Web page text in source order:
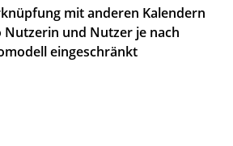
mit anderen Kalendern
Nutzerin und Nutzer je nach
eingeschränkt